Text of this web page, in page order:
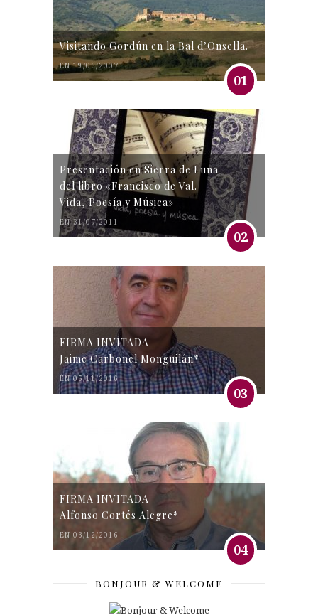
Visitando Gordún en la Bal d’Onsella.
EN 19/06/2007
01
Presentación en Sierra de Luna
del libro «Francisco de Val.
Vida, Poesía y Música»
EN 31/07/2011
02
FIRMA INVITADA
Jaime Carbonel Monguilán*
EN 05/11/2016
03
FIRMA INVITADA
Alfonso Cortés Alegre*
EN 03/12/2016
04
BONJOUR & WELCOME